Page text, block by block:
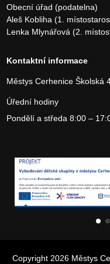
Obecní úřad (podatelna)
Aleš Kobliha (1.
Lenka Mlynářová (2.
Kontaktní informace
Městys CerheniceŠkolská
Úřední hodiny
Pondělí a středa 8:00 –
Copyright 2026 Městys